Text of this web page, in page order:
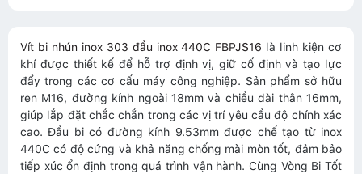
Vít bi nhún inox 303 đầu inox 440C FBPJS16 là linh kiện cơ
khí được thiết kế để hỗ trợ định vị, giữ cố định và tạo lực
đẩy trong các cơ cấu máy công nghiệp. Sản phẩm sở hữu
ren M16, đường kính ngoài 18mm và chiều dài thân 16mm,
giúp lắp đặt chắc chắn trong các vị trí yêu cầu độ chính xác
cao. Đầu bi có đường kính 9.53mm được chế tạo từ inox
440C có độ cứng và khả năng chống mài mòn tốt, đảm bảo
tiếp xúc ổn định trong quá trình vận hành. Cùng Vòng Bi Tốt